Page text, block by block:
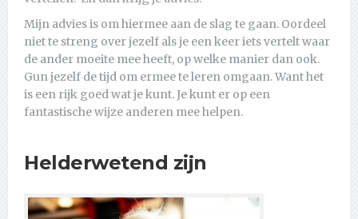
Mijn advies is om hiermee aan de slag te gaan. Oordeel
niet te streng over jezelf als je een keer iets vertelt waar
de ander moeite mee heeft, op welke manier dan ook.
Gun jezelf de tijd om ermee te leren omgaan. Want het
is een rijk goed wat je kunt. Je kunt er op een
fantastische wijze anderen mee helpen.
Helderwetend zijn